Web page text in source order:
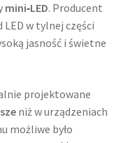
mini‑LED. Producent
w tylnej części
jasność i świetne
projektowane
niż w urządzeniach
możliwe było